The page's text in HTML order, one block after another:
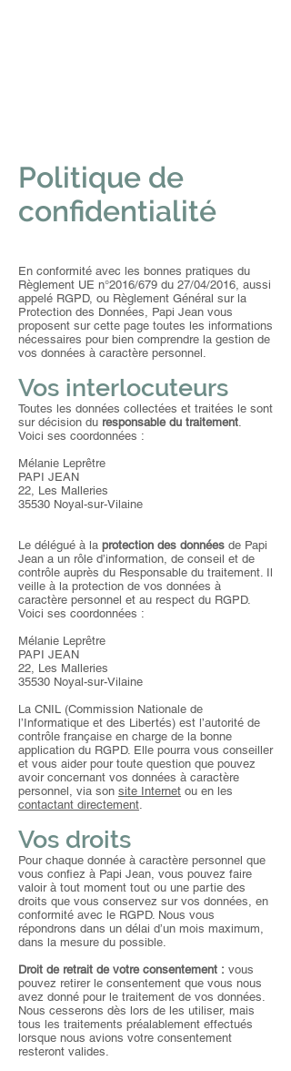
Politique de
confidentialité
En conformité avec les bonnes pratiques du
Règlement UE n°2016/679 du 27/04/2016, aussi
appelé RGPD, ou Règlement Général sur la
Protection des Données, Papi Jean vous
proposent sur cette page toutes les informations
nécessaires pour bien comprendre la gestion de
vos données à caractère personnel.
Vos interlocuteurs
Toutes les données collectées et traitées le sont
sur décision du responsable du traitement.
Voici ses coordonnées :
Mélanie Leprêtre
PAPI JEAN
22, Les Malleries
35530 Noyal-sur-Vilaine
Le délégué à la protection des données de Papi
Jean a un rôle d’information, de conseil et de
contrôle auprès du Responsable du traitement. Il
veille à la protection de vos données à
caractère personnel et au respect du RGPD.
Voici ses coordonnées :
Mélanie Leprêtre
PAPI JEAN
22, Les Malleries
35530 Noyal-sur-Vilaine
La CNIL (Commission Nationale de
l’Informatique et des Libertés) est l’autorité de
contrôle française en charge de la bonne
application du RGPD. Elle pourra vous conseiller
et vous aider pour toute question que pouvez
avoir concernant vos données à caractère
personnel, via son site Internet ou en les
contactant directement.
Vos droits
Pour chaque donnée à caractère personnel que
vous confiez à Papi Jean, vous pouvez faire
valoir à tout moment tout ou une partie des
droits que vous conservez sur vos données, en
conformité avec le RGPD. Nous vous
répondrons dans un délai d’un mois maximum,
dans la mesure du possible.
Droit de retrait de votre consentement : vous
pouvez retirer le consentement que vous nous
avez donné pour le traitement de vos données.
Nous cesserons dès lors de les utiliser, mais
tous les traitements préalablement effectués
lorsque nous avions votre consentement
resteront valides.